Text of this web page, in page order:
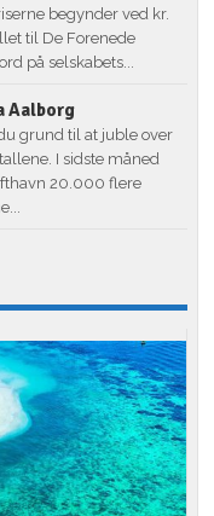
begynder ved kr.
til De Forenede
på selskabets...
Aalborg
grund til at juble over
I sidste måned
20.000 flere